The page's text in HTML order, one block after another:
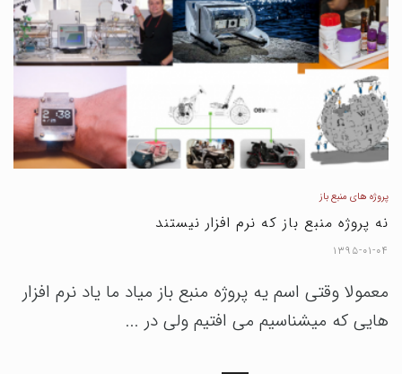
پروژه های منبع باز
نه پروژه منبع باز که نرم افزار نیستند
۱۳۹۵-۰۱-۰۴
معمولا وقتی اسم یه پروژه منبع باز میاد ما یاد نرم افزار
هایی که میشناسیم می افتیم ولی در ...